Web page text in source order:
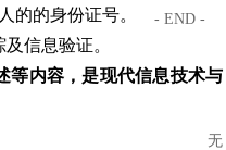
的的身份证号。
信息验证。
等内容，是现代信息技术与
- END -
无